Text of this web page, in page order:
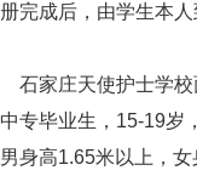
册完成后，由学生本人
石家庄天使护士学校
中专毕业生，15-19岁
男身高1.65米以上，女